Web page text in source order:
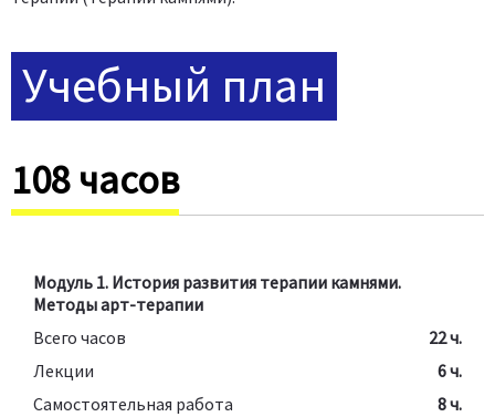
Учебный план
108 часов
Модуль 1. История развития терапии камнями.
Методы арт-терапии
Всего часов
22 ч.
Лекции
6 ч.
Самостоятельная работа
8 ч.